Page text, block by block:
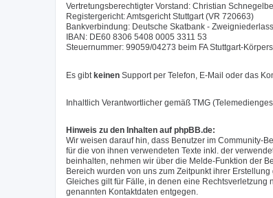
Vertretungsberechtigter Vorstand: Christian
Registergericht: Amtsgericht Stuttgart (VR 720663)
Bankverbindung: Deutsche Skatbank -
IBAN: DE60 8306 5408 0005 3311 53
Steuernummer: 99059/04273 beim FA Stuttgart-
Es gibt keinen Support per Telefon, E-Mail oder das
Inhaltlich Verantwortlicher gemäß TMG
Hinweis zu den Inhalten auf phpBB.de:
Wir weisen darauf hin, dass Benutzer im Community-
für die von ihnen verwendeten Texte inkl. der
beinhalten, nehmen wir über die Melde-Funktion der
Bereich wurden von uns zum Zeitpunkt ihrer
Gleiches gilt für Fälle, in denen eine
genannten Kontaktdaten entgegen.